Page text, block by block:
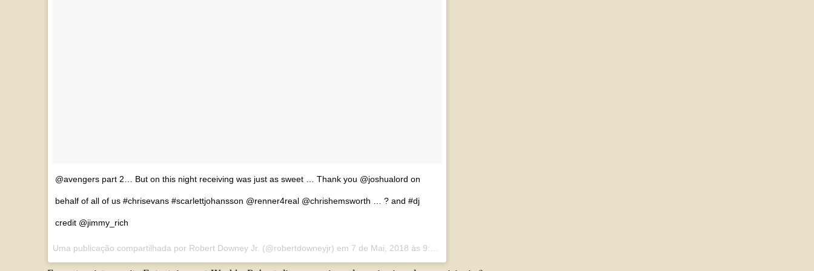
@avengers part 2… But on this night receiving was just as sweet … Thank you @joshualord on
behalf of all of us #chrisevans #scarlettjohansson @renner4real @chrishemsworth … ? and #dj
credit @jimmy_rich
Uma publicação compartilhada por Robert Downey Jr. (@robertdowneyjr) em 7 de Mai, 2018 às 9:04 PDT